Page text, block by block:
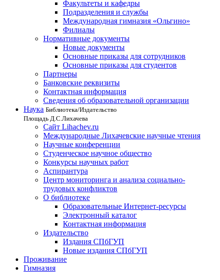
Факультеты и кафедры
Подразделения и службы
Международная гимназия «Ольгино»
Филиалы
Нормативные документы
Новые документы
Основные приказы для сотрудников
Основные приказы для студентов
Партнеры
Банковские реквизиты
Контактная информация
Сведения об образовательной организации
Наука Библиотека/Издательство
Площадь Д.С.Лихачева
Сайт Lihachev.ru
Международные Лихачевские научные чтения
Научные конференции
Студенческое научное общество
Конкурсы научных работ
Аспирантура
Центр мониторинга и анализа социально-
трудовых конфликтов
О библиотеке
Образовательные Интернет-ресурсы
Электронный каталог
Контактная информация
Издательство
Издания СПбГУП
Новые издания СПбГУП
Проживание
Гимназия